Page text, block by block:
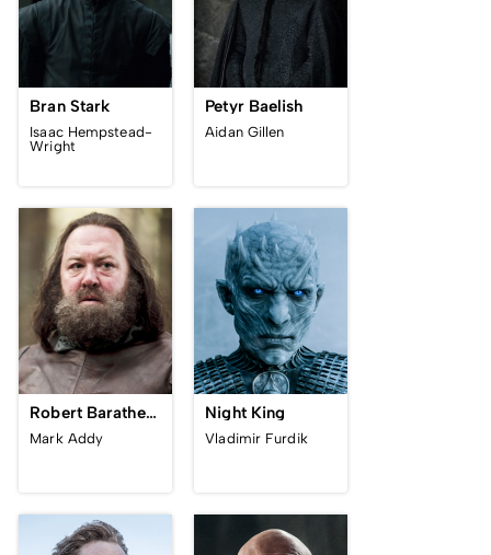
Bran Stark
Isaac Hempstead-
Wright
Petyr Baelish
Aidan Gillen
Robert Baratheon
Mark Addy
Night King
Vladimir Furdik